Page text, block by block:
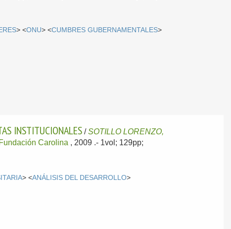
> <ONU> <CUMBRES GUBERNAMENTALES>
INSTITUCIONALES /SOTILLO LORENZO,
Fundación Carolina , 2009 .- 1vol; 129pp;
> <ANÁLISIS DEL DESARROLLO>